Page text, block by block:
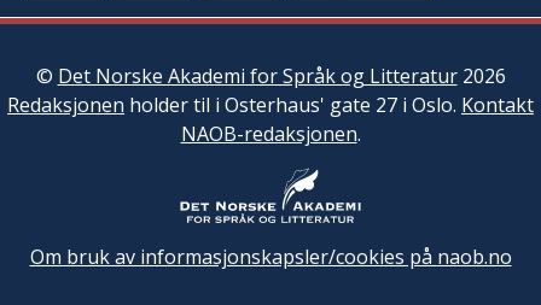
© Det Norske Akademi for Språk og Litteratur2026
Redaksjonen holder til i Osterhaus' gate 27 i Oslo. Kontakt
NAOB-redaksjonen.
Om bruk av informasjonskapsler/cookies på naob.no